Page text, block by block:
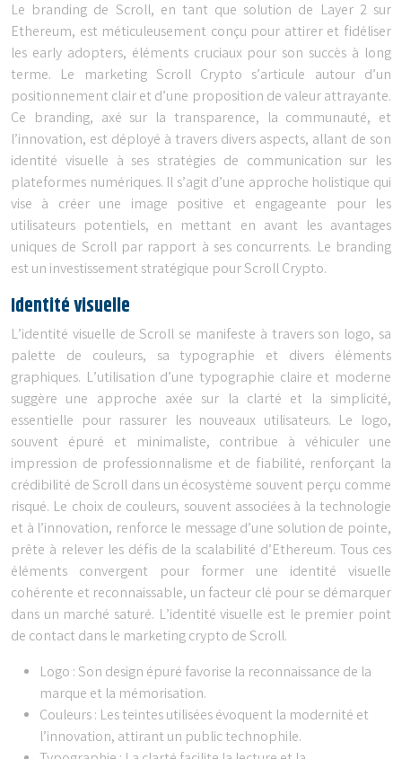
Le branding de Scroll, en tant que solution de Layer 2 sur
Ethereum, est méticuleusement conçu pour attirer et fidéliser
les early adopters, éléments cruciaux pour son succès à long
terme. Le marketing Scroll Crypto s’articule autour d’un
positionnement clair et d’une proposition de valeur attrayante.
Ce branding, axé sur la transparence, la communauté, et
l’innovation, est déployé à travers divers aspects, allant de son
identité visuelle à ses stratégies de communication sur les
plateformes numériques. Il s’agit d’une approche holistique qui
vise à créer une image positive et engageante pour les
utilisateurs potentiels, en mettant en avant les avantages
uniques de Scroll par rapport à ses concurrents. Le branding
est un investissement stratégique pour Scroll Crypto.
Identité visuelle
L’identité visuelle de Scroll se manifeste à travers son logo, sa
palette de couleurs, sa typographie et divers éléments
graphiques. L’utilisation d’une typographie claire et moderne
suggère une approche axée sur la clarté et la simplicité,
essentielle pour rassurer les nouveaux utilisateurs. Le logo,
souvent épuré et minimaliste, contribue à véhiculer une
impression de professionnalisme et de fiabilité, renforçant la
crédibilité de Scroll dans un écosystème souvent perçu comme
risqué. Le choix de couleurs, souvent associées à la technologie
et à l’innovation, renforce le message d’une solution de pointe,
prête à relever les défis de la scalabilité d’Ethereum. Tous ces
éléments convergent pour former une identité visuelle
cohérente et reconnaissable, un facteur clé pour se démarquer
dans un marché saturé. L’identité visuelle est le premier point
de contact dans le marketing crypto de Scroll.
Logo : Son design épuré favorise la reconnaissance de la
marque et la mémorisation.
Couleurs : Les teintes utilisées évoquent la modernité et
l’innovation, attirant un public technophile.